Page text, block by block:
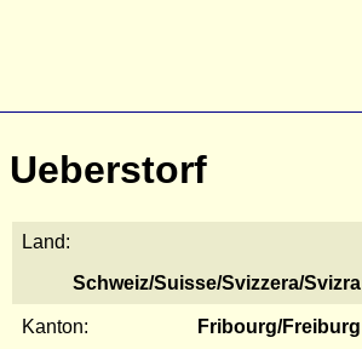
Ueberstorf
Land:
Schweiz/Suisse/Svizzera/Svizra
Kanton: Fribourg/Freiburg